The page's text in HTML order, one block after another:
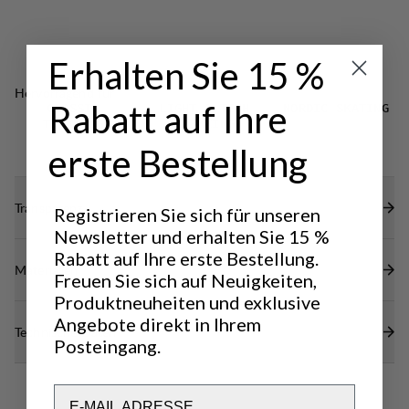
Zwei-Wege-Frontreißverschluss mit Sturmklappe
und Kinnschutz.
DWR-Behandlung (100 % frei von
Fluorkohlenwasserstoffen), um Wasser und
Schmutz abzuweisen.
Hervorragend für
CLASSIC
TREKKING
LIGHT & TECH
TREKKING
NORDIC SKATING
Transparenz
Materialien
Technische Daten
Erhalten Sie 15 %
Rabatt auf Ihre
erste Bestellung
Registrieren Sie sich für unseren
Newsletter und erhalten Sie 15 %
Rabatt auf Ihre erste Bestellung.
Freuen Sie sich auf Neuigkeiten,
Produktneuheiten und exklusive
Angebote direkt in Ihrem
Posteingang.